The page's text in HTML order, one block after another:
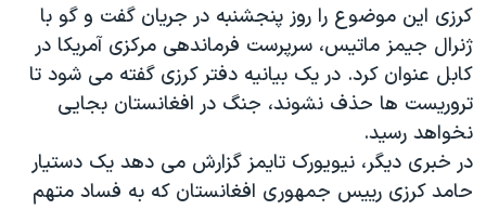
آرشیو پخش زنده
مجموعه مستندهای دادخواهی
تریبونال مردمی آبان ۹۸
دادگاه حمید نوری
چهل سال گروگان‌گیری
قانون شفافیت دارائی کادر رهبری ایران
کرزی این موضوع را روز پنجشنبه در جریان گفت و گو با
ژنرال جیمز ماتیس، سرپرست فرماندهی مرکزی آمریکا در
کابل عنوان کرد. در یک بیانیه دفتر کرزی گفته می شود تا
تروریست ها حذف نشوند، جنگ در افغانستان بجایی
نخواهد رسید.
در خبری دیگر، نیویورک تایمز گزارش می دهد یک دستیار
حامد کرزی رییس جمهوری افغانستان که به فساد متهم